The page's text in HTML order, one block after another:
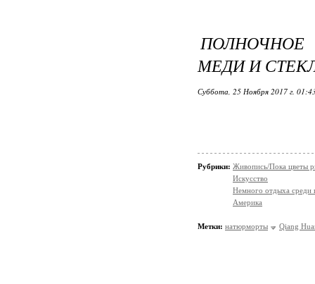
ПОЛНОЧНОЕ
МЕДИ И
Суббота, 25 Ноября 2017 г.
Рубрики: Живопись/Пока цветы
Искусство
Немного отдыха среди
Америка
Метки: натюрморты Qiang